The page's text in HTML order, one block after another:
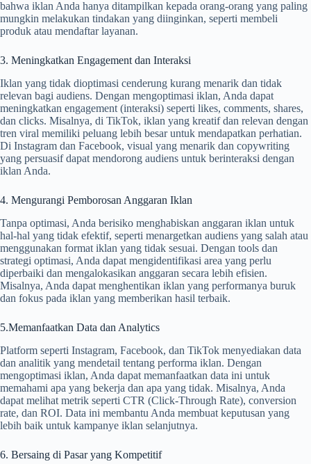
bahwa iklan Anda hanya ditampilkan kepada orang-orang yang paling
mungkin melakukan tindakan yang diinginkan, seperti membeli
produk atau mendaftar layanan.
3. Meningkatkan Engagement dan Interaksi
Iklan yang tidak dioptimasi cenderung kurang menarik dan tidak
relevan bagi audiens. Dengan mengoptimasi iklan, Anda dapat
meningkatkan engagement (interaksi) seperti likes, comments, shares,
dan clicks. Misalnya, di TikTok, iklan yang kreatif dan relevan dengan
tren viral memiliki peluang lebih besar untuk mendapatkan perhatian.
Di Instagram dan Facebook, visual yang menarik dan copywriting
yang persuasif dapat mendorong audiens untuk berinteraksi dengan
iklan Anda.
4. Mengurangi Pemborosan Anggaran Iklan
Tanpa optimasi, Anda berisiko menghabiskan anggaran iklan untuk
hal-hal yang tidak efektif, seperti menargetkan audiens yang salah atau
menggunakan format iklan yang tidak sesuai. Dengan tools dan
strategi optimasi, Anda dapat mengidentifikasi area yang perlu
diperbaiki dan mengalokasikan anggaran secara lebih efisien.
Misalnya, Anda dapat menghentikan iklan yang performanya buruk
dan fokus pada iklan yang memberikan hasil terbaik.
5.Memanfaatkan Data dan Analytics
Platform seperti Instagram, Facebook, dan TikTok menyediakan data
dan analitik yang mendetail tentang performa iklan. Dengan
mengoptimasi iklan, Anda dapat memanfaatkan data ini untuk
memahami apa yang bekerja dan apa yang tidak. Misalnya, Anda
dapat melihat metrik seperti CTR (Click-Through Rate), conversion
rate, dan ROI. Data ini membantu Anda membuat keputusan yang
lebih baik untuk kampanye iklan selanjutnya.
6. Bersaing di Pasar yang Kompetitif